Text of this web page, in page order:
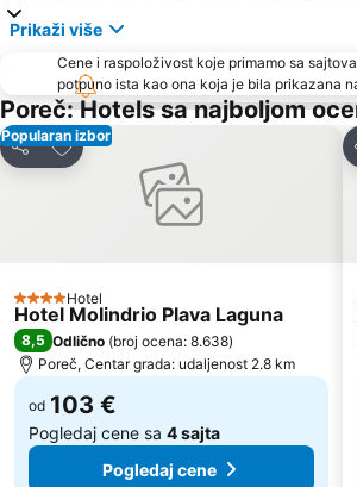
Prikaži više
Cene i raspoloživost koje primamo sa
potpuno ista kao ona koja je bila prikazana
Poreč: Hotels sa najboljom
Popularan izbor
Deli
Dodati u favorite
4 Zvezdice
Hotel
Hotel Molindrio Plava Laguna
8,5 Odlično (broj ocena: 8.638)
Poreč, Centar grada: udaljenost 2.8 km
od 103 €
Pogledaj cene sa 4 sajta
Pogledaj cene